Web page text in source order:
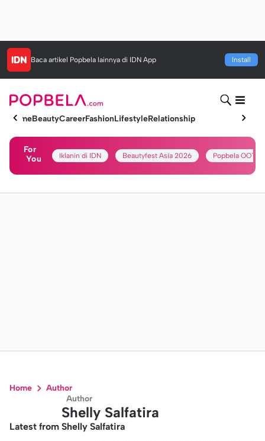
Baca artikel Popbela lainnya di IDN App Install
HomeBeautyCareerFashionLifestyleRelationship
For
You
Iklanin di IDN Beautyfest Asia 2026 Popbela OOTD
Home
Author
Author
Shelly Salfatira
Latest from Shelly Salfatira